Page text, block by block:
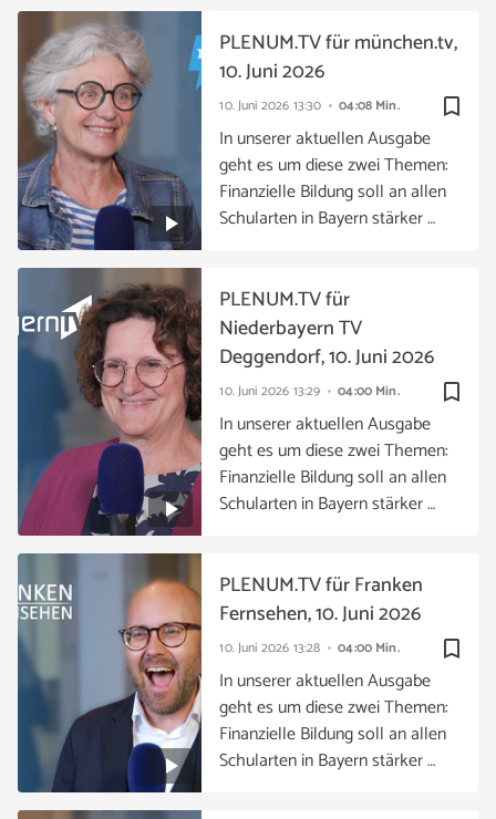
bookmark_border
10. Juni 2026 13:30 04:08 Min.
PLENUM.TV für münchen.tv,
10. Juni 2026
In unserer aktuellen Ausgabe
geht es um diese zwei Themen:
Finanzielle Bildung soll an allen
Schularten in Bayern stärker …
bookmark_border
10. Juni 2026 13:29 04:00 Min.
PLENUM.TV für
Niederbayern TV
Deggendorf, 10. Juni 2026
In unserer aktuellen Ausgabe
geht es um diese zwei Themen:
Finanzielle Bildung soll an allen
Schularten in Bayern stärker …
bookmark_border
10. Juni 2026 13:28 04:00 Min.
PLENUM.TV für Franken
Fernsehen, 10. Juni 2026
In unserer aktuellen Ausgabe
geht es um diese zwei Themen:
Finanzielle Bildung soll an allen
Schularten in Bayern stärker …